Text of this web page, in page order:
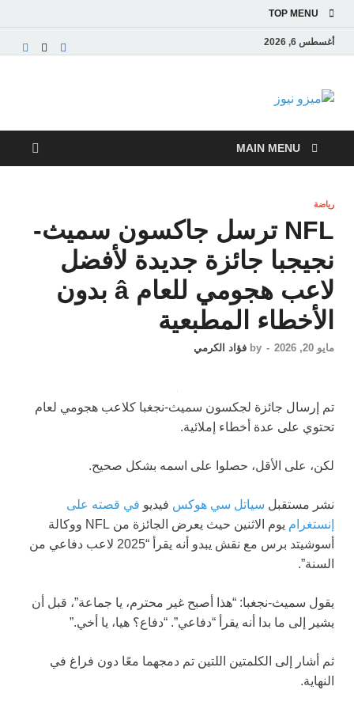
TOP MENU
أغسطس 6, 2026
ميزو نيوز
والاقتصادية
MAIN MENU
رياضة
NFL ترسل جاكسون سميث-
نجيجبا جائزة جديدة لأفضل
لاعب هجومي للعام â بدون
الأخطاء المطبعية
مايو 20, 2026 -
by فؤاد الكرمي
تم إرسال جائزة لجكسون سميث-نجغبا كلاعب هجومي لعام
تحتوي على عدة أخطاء إملائية.
لكن، على الأقل، حصلوا على اسمه بشكل صحيح.
نشر مستقبل سياتل سي هوكس فيديو في قصته على
إنستغرام
يوم الاثنين حيث يعرض الجائزة من NFL ووكالة
أسوشيتد برس مع نقش يبدو أنه يقرأ “2025 لاعب دفاعي من
السنة”.
يقول سميث-نجغبا: “هذا أصبح غير محترم، يا جماعة”، قبل أن
يشير إلى ما بدا أنه يقرأ “دفاعي”. “دفاع؟ هيا، يا أخي.”
ثم أشار إلى الكلمتين اللتين تم دمجهما معًا دون فراغ في
النهاية.